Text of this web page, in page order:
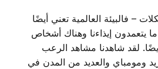
– فالبيئة العالمية تعني أيضًا
يتعمدون إيذاءنا وهناك أشخاص
لقد شاهدنا مشاهد الرعب
ومومباي والعديد من المدن في